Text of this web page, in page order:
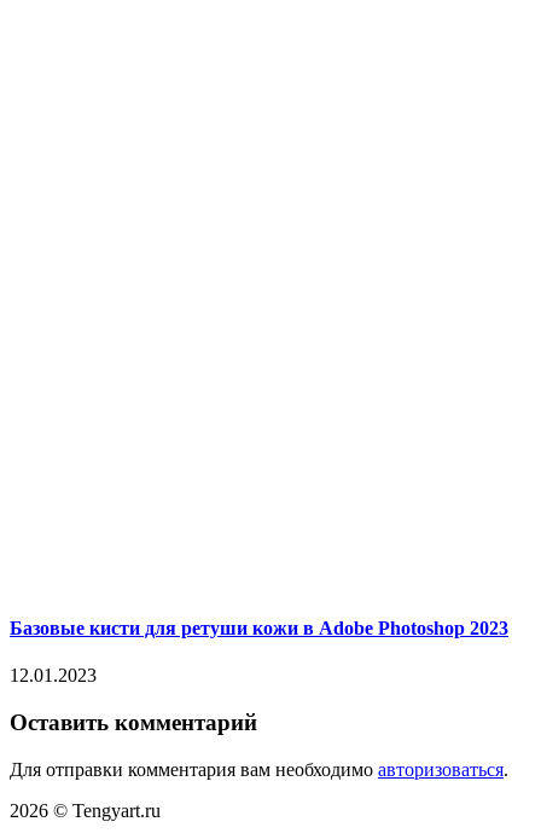
Базовые кисти для ретуши кожи в Adobe Photoshop 2023
12.01.2023
Оставить комментарий
Для отправки комментария вам необходимо авторизоваться.
2026 © Tengyart.ru